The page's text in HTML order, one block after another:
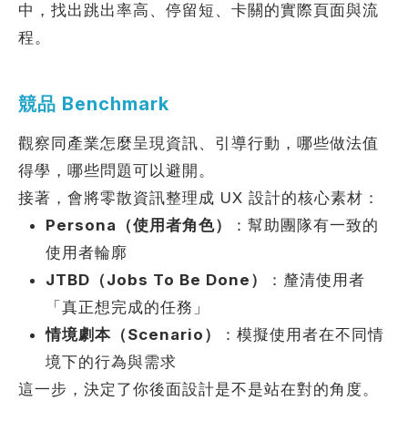
中，找出跳出率高、停留短、卡關的實際頁面與流
程。
競品 Benchmark
觀察同產業怎麼呈現資訊、引導行動，哪些做法值
得學，哪些問題可以避開。
接著，會將零散資訊整理成 UX 設計的核心素材：
Persona（使用者角色）
：幫助團隊有一致的
使用者輪廓
JTBD（Jobs To Be Done）
：釐清使用者
「真正想完成的任務」
情境劇本（Scenario）
：模擬使用者在不同情
境下的行為與需求
這一步，決定了你後面設計是不是站在對的角度。